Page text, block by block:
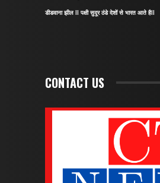
डीडवाना झील II पक्षी सुदूर ठंडे देशों से भारत आते हैII
CONTACT US